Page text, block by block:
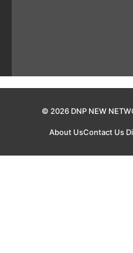
© 2026 DNP NEW
About UsContact Us